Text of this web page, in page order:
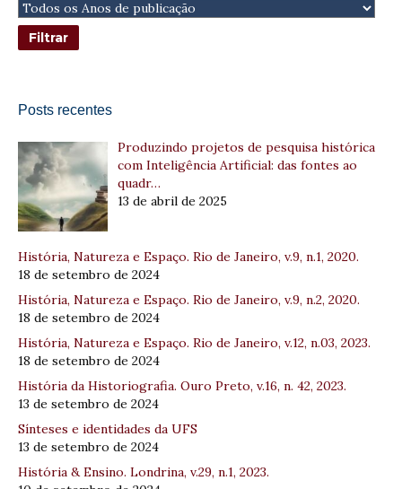
Posts recentes
Produzindo projetos de pesquisa histórica
com Inteligência Artificial: das fontes ao
quadr…
13 de abril de 2025
História, Natureza e Espaço. Rio de Janeiro, v.9, n.1, 2020.
18 de setembro de 2024
História, Natureza e Espaço. Rio de Janeiro, v.9, n.2, 2020.
18 de setembro de 2024
História, Natureza e Espaço. Rio de Janeiro, v.12, n.03, 2023.
18 de setembro de 2024
História da Historiografia. Ouro Preto, v.16, n. 42, 2023.
13 de setembro de 2024
Sínteses e identidades da UFS
13 de setembro de 2024
História & Ensino. Londrina, v.29, n.1, 2023.